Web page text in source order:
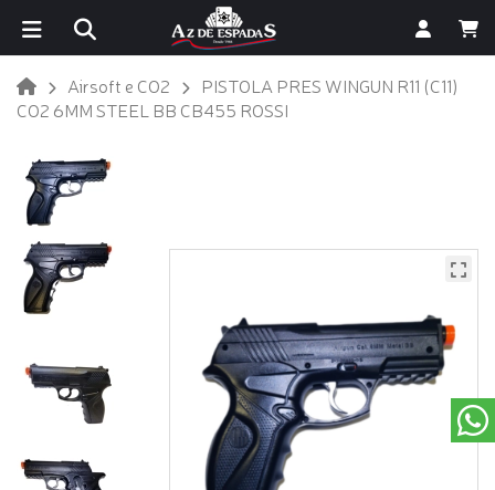
Airsoft e CO2
PISTOLA PRES WINGUN R11 (C11)
CO2 6MM STEEL BB CB455 ROSSI